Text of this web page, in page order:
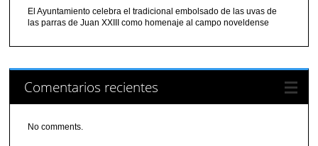
El Ayuntamiento celebra el tradicional embolsado de las uvas de
las parras de Juan XXIII como homenaje al campo noveldense
Comentarios recientes
No comments.